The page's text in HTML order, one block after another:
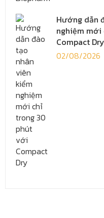
Hướng dẫn
nghiệm
Compact Dry
02/08/2026